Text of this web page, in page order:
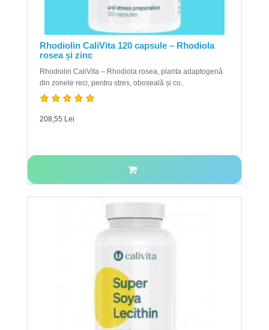
Rhodiolin CaliVita 120 capsule – Rhodiola
rosea și zinc
Rhodiolin CaliVita – Rhodiola rosea, planta adaptogenă
din zonele reci, pentru stres, oboseală și co..
208,55 Lei